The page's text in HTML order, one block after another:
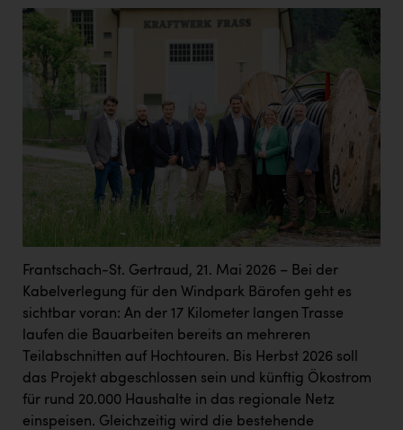
Frantschach-St. Gertraud, 21. Mai 2026 – Bei der
Kabelverlegung für den Windpark Bärofen geht es
sichtbar voran: An der 17 Kilometer langen Trasse
laufen die Bauarbeiten bereits an mehreren
Teilabschnitten auf Hochtouren. Bis Herbst 2026 soll
das Projekt abgeschlossen sein und künftig Ökostrom
für rund 20.000 Haushalte in das regionale Netz
einspeisen. Gleichzeitig wird die bestehende